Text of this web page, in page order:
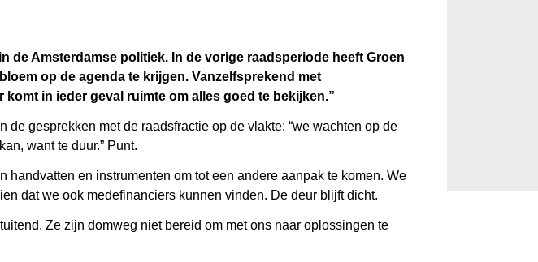
de Amsterdamse politiek. In de vorige raadsperiode heeft Groen
op de agenda te krijgen. Vanzelfsprekend met
in ieder geval ruimte om alles goed te bekijken.”
gesprekken met de raadsfractie op de vlakte: “we wachten op de
want te duur.” Punt.
en instrumenten om tot een andere aanpak te komen. We
dat we ook medefinanciers kunnen vinden. De deur blijft dicht.
Ze zijn domweg niet bereid om met ons naar oplossingen te